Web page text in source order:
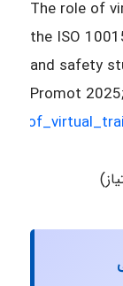
The role of
the ISO
and safety
Promot